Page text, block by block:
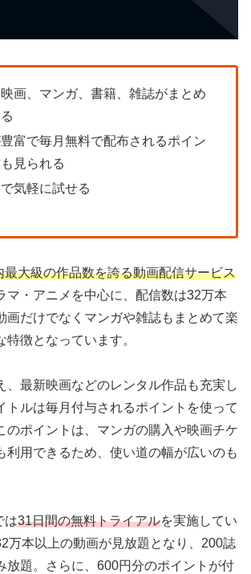
画、マンガ、書籍、雑誌がまとめ
富で毎月無料で配布されるポイン
見られる
気軽に試せる
最大級の作品数を誇る動画配信サービス
マ・アニメを中心に、配信数は32万本
画だけでなくマンガや雑誌もまとめて楽
特徴となっています。
、最新映画などのレンタル作品も充実し
トルは毎月付与されるポイントを使って
のポイントは、マンガの購入や映画チケ
利用できるため、使い道の幅が広いのも
は31日間の無料トライアルを実施してい
万本以上の動画が見放題となり、200誌
放題。さらに、600円分のポイントが付